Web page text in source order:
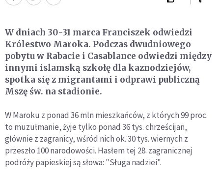
W dniach 30-31 marca Franciszek odwiedzi
Królestwo Maroka. Podczas dwudniowego
pobytu w Rabacie i Casablance odwiedzi między
innymi islamską szkołę dla kaznodziejów,
spotka się z migrantami i odprawi publiczną
Mszę św. na stadionie.
W Maroku z ponad 36 mln mieszkańców, z których 99 proc.
to muzułmanie, żyje tylko ponad 36 tys. chrześcijan,
głównie z zagranicy, wśród nich ok. 30 tys. wiernych z
przeszło 100 narodowości. Hasłem tej 28. zagranicznej
podróży papieskiej są słowa: "Sługa nadziei".